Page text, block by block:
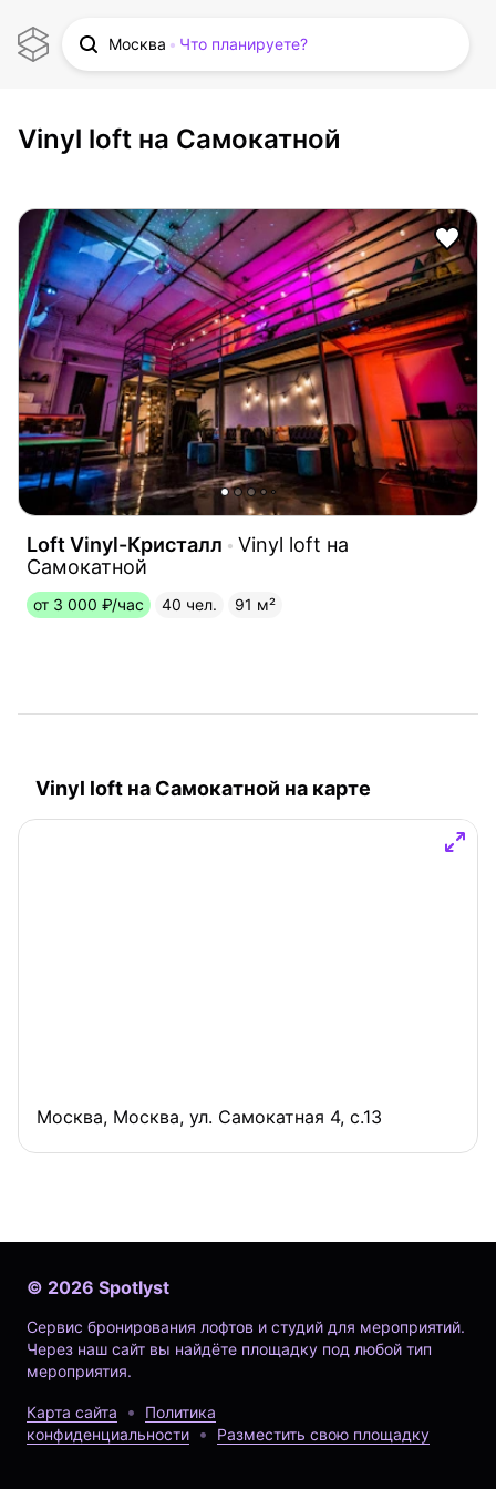
Москва Что планируете?
Vinyl loft на Самокатной
Loft Vinyl-Кристалл
Vinyl loft на
Самокатной
от 3 000 ₽/час 40 чел. 91 м²
Vinyl loft на Самокатной на карте
Москва, Москва, ул. Самокатная 4, с.13
© 2026 Spotlyst
Сервис бронирования лофтов и студий для мероприятий.
Через наш сайт вы найдёте площадку под любой тип
мероприятия.
Карта сайта
Политика
конфиденциальности
Разместить свою площадку